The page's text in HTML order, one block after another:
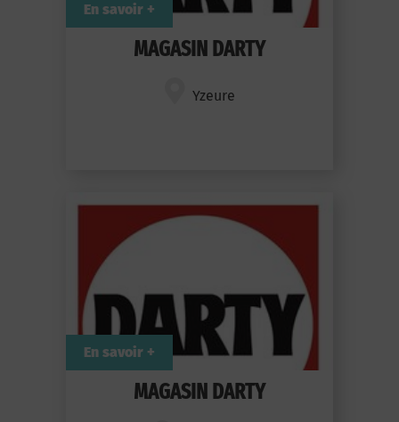
MAGASIN DARTY
Yzeure
En savoir +
MAGASIN DARTY
En savoir +